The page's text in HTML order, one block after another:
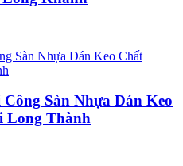
Sàn Nhựa Dán Keo
Long Thành